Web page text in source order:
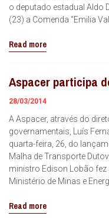
o deputado estadual Aldo
(23) a Comenda “Emilia
Read more
Aspacer participa
28/03/2014
A Aspacer, através do
governamentais, Luís
quarta-feira, 26, do
Malha de Transporte
ministro Edison Lobão fez
Ministério de Minas e
Read more